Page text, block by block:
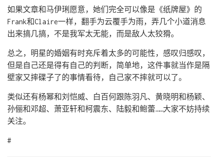
如果文章和马伊琍愿意，她们完全可以像是《纸牌屋》的
Frank和Claire一样，翻手为云覆手为雨，弄几个小道消息
出来搞几搞，不是我军太无能，而是敌人太狡猾。
总之，明星的婚姻有时充斥着太多的可能性，感叹归感叹，
但是自己还是得有自己的判断，简单地，这件事就当作是隔
壁家又摔碟子了的事情看待，自己家不摔就可以了。
类似还有杨幂和刘恺威、白百何跟陈羽凡、黄晓明和杨颖、
孙俪和邓超、萧亚轩和柯震东、陆毅和鲍蕾……大家不妨持续
关注。
#